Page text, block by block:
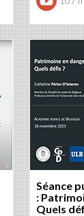
Séance
:
Quels